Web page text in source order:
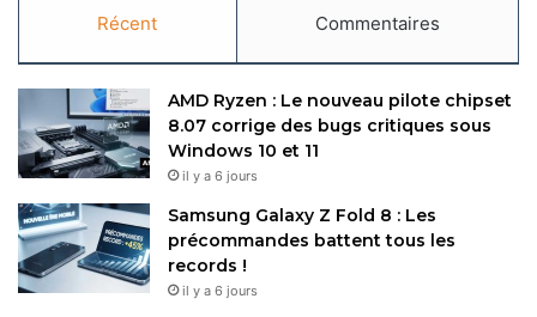
Récent Commentaires
AMD Ryzen : Le nouveau pilote chipset
8.07 corrige des bugs critiques sous
Windows 10 et 11
il y a 6 jours
Samsung Galaxy Z Fold 8 : Les
précommandes battent tous les
records !
il y a 6 jours